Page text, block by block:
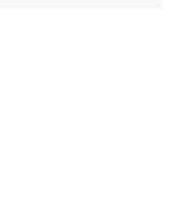
网络关系、IIC芯